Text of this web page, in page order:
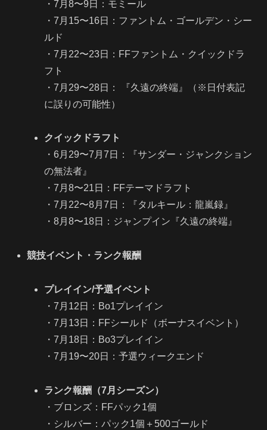
・7月8〜9日：モミール
・7月15〜16日：ファントム・ゴールデン・シー
ルド
・7月22〜23日：FFファントム・クイックドラ
フト
・7月29〜28日： 『久遠の終端』（※日付表記
に誤りの可能性）
クイックドラフト
・6月29〜7月7日：『サンダー・ジャンクション
の無法者』
・7月8〜21日：FFテーマドラフト
・7月22〜8月7日：『タルキール：龍嵐録』
・8月8〜18日：ジャンプイン『久遠の終端』
競技イベント・ランク報酬
プレイイン/予選イベント
・7月12日：Bo1プレイイン
・7月13日：FFシールド（ボーナスイベント）
・7月18日：Bo3プレイイン
・7月19〜20日：予選ウィークエンド
ランク報酬（7月シーズン）
・ブロンズ：FFパック1個
・シルバー：パック1個＋500ゴールド